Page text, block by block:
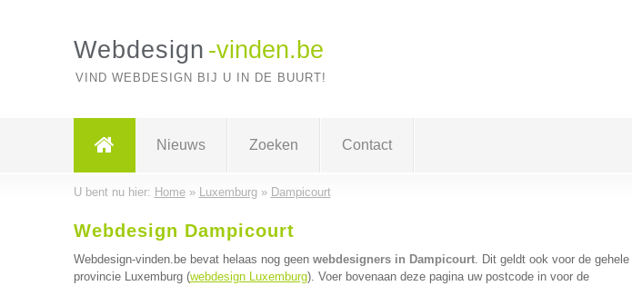
Webdesign -vinden.be
VIND WEBDESIGN BIJ U IN DE BUURT!
Nieuws Zoeken Contact
U bent nu hier: Home» Luxemburg» Dampicourt
Webdesign Dampicourt
Webdesign-vinden.be bevat helaas nog geen webdesigners in Dampicourt. Dit geldt ook voor de gehele
provincie Luxemburg (webdesign Luxemburg). Voer bovenaan deze pagina uw postcode in voor de